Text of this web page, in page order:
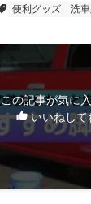
便利グッズ 洗
この記事が気に
いいねして